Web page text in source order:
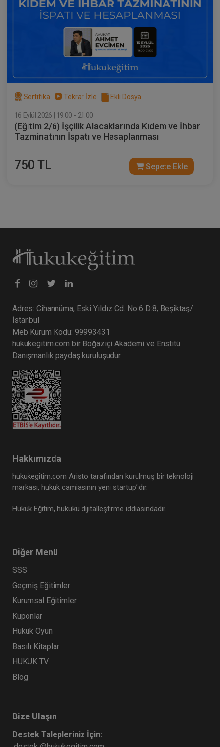
Tüketici Hukuku Enstitüsü
Kat Mülkiyeti ve Kentsel Dönüşüm
Hukuku - IV. Medeni Hukuk Kongresi -
360 TL
Boşanma Hukuku - IV. Medeni Hukuk
360 TL Sepete Ekle
Tüketici Hukuku Enstitüsü
Kongresi - I. Oturum
360 TL
Sertifika Tekrar İzle Ekli Dosya
16 Eylül 2026 | 19:00 - 21:00
(Eğitim 2/6) İşçilik Alacaklarında Kıdem ve İhbar
Tazminatının İspatı ve Hesaplanması
750 TL Sepete Ekle
Adres: Cihannüma, Eski Yıldız Cd. No 6 D:8, Beşiktaş/
İstanbul
Meb Kurum Kodu: 99993431
hukukegitim.com bir Boğaziçi Akademi ve Enstitü
Danışmanlık paydaş kuruluşudur.
Hakkımızda
hukukegitim.com Aristo tarafından kurulmuş bir teknoloji
markası, hukuk camiasının yeni startup’ıdır.
Hukuk Eğitim, hukuku dijitalleştirme iddiasındadır.
Diğer Menü
SSS
Geçmiş Eğitimler
Kurumsal Eğitimler
Kuponlar
Hukuk Oyun
Basılı Kitaplar
HUKUK TV
Blog
Bize Ulaşın
Destek Talepleriniz İçin: